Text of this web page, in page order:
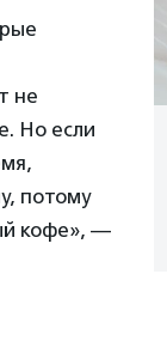
не
Но если
потому
кофе», —